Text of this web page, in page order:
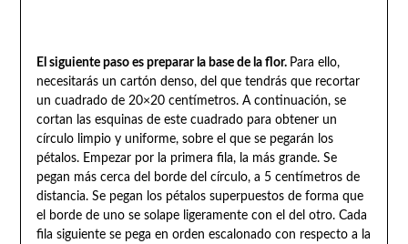
El siguiente paso es preparar la base de la flor. Para ello,
necesitarás un cartón denso, del que tendrás que recortar
un cuadrado de 20×20 centímetros. A continuación, se
cortan las esquinas de este cuadrado para obtener un
círculo limpio y uniforme, sobre el que se pegarán los
pétalos. Empezar por la primera fila, la más grande. Se
pegan más cerca del borde del círculo, a 5 centímetros de
distancia. Se pegan los pétalos superpuestos de forma que
el borde de uno se solape ligeramente con el del otro. Cada
fila siguiente se pega en orden escalonado con respecto a la